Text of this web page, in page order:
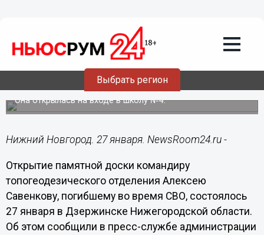
Выбрать регион
Мемориальную доску погибшему в
спецоперации Алексею Савенкову
установили в Дзержинске
Она открылась на входе в школу №4.
Нижний Новгород. 27 января. NewsRoom24.ru -
Открытие памятной доски командиру
топогеодезического отделения Алексею
Савенкову, погибшему во время СВО, состоялось
27 января в Дзержинске Нижегородской области.
Об этом сообщили в пресс-службе администрации